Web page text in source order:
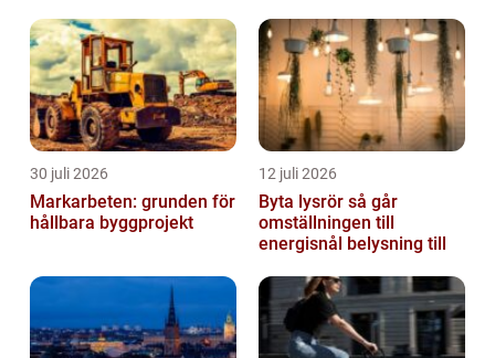
30 juli 2026
Markarbeten: grunden för
hållbara byggprojekt
12 juli 2026
Byta lysrör så går
omställningen till
energisnål belysning till